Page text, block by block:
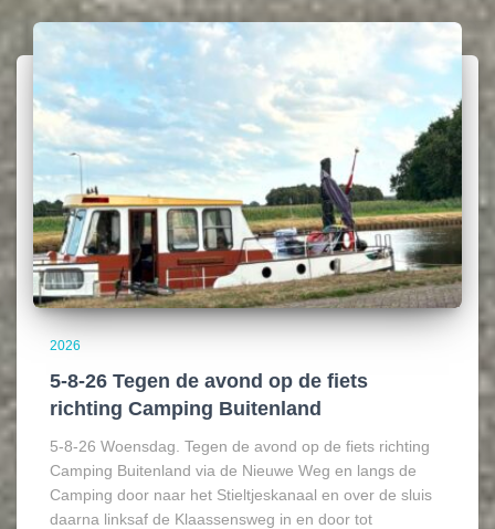
2026
5-8-26 Tegen de avond op de fiets
richting Camping Buitenland
5-8-26 Woensdag. Tegen de avond op de fiets richting
Camping Buitenland via de Nieuwe Weg en langs de
Camping door naar het Stieltjeskanaal en over de sluis
daarna linksaf de Klaassensweg in en door tot